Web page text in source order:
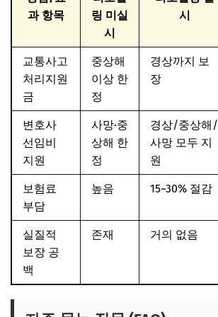
과 항목
링 미실
시
시
교통사고
처리지원
금
중상해
이상 한
정
경상까지 보
장
변호사
선임비
지원
사망·중
상해 한
정
경상/중상해/
사망 모두 지
원
보험료
부담
높음 15~30% 절감
실질적
보장 공
백
존재 거의 없음